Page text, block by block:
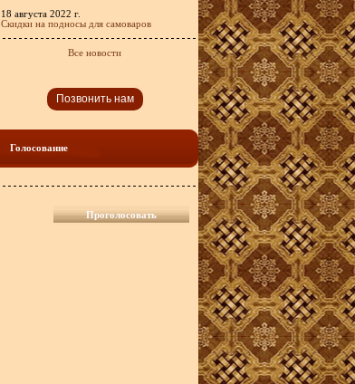
18 августа 2022 г.
Скидки на подносы для самоваров
Все новости
Позвонить нам
Голосование